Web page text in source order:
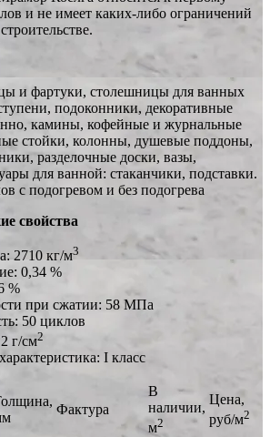
и не имеет каких-либо ограничений
и фартуки, столешницы для ванных
подоконники, декоративные
камины, кофейные и журнальные
стойки, колонны, душевые поддоны,
разделочные доски, вазы,
для ванной: стаканчики, подставки.
с подогревом и без подогрева
свойства
2710 кг/м3
0,34 %
%
при сжатии: 58 МПа
50 циклов
г/см2
I класс
Фактура
В
наличии,
м2
Цена,
руб/м2